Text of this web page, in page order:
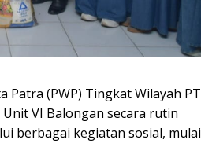
Patra (PWP) Tingkat Wilayah PT
VI Balongan secara rutin
berbagai kegiatan sosial, mulai